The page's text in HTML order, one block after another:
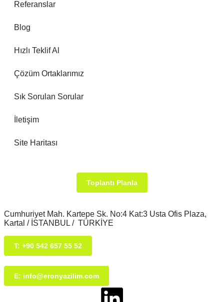
Referanslar
Blog
Hızlı Teklif Al
Çözüm Ortaklarımız
Sık Sorulan Sorular
İletişim
Site Haritası
Toplantı Planla
Cumhuriyet Mah. Kartepe Sk. No:4 Kat:3 Usta Ofis Plaza,
Kartal / İSTANBUL / TÜRKİYE
T: +90 542 657 55 52
E: info@eronyazilim.com